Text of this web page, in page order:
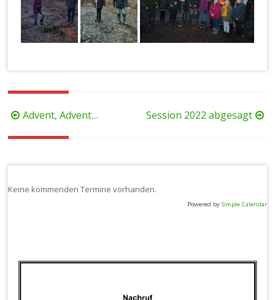
Beitragsnavigation
Advent, Advent… Session 2022 abgesagt
Keine kommenden Termine vorhanden.
Powered by Simple Calendar